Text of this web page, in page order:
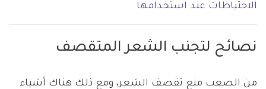
الاحتياطات عند استخدامها
نصائح لتجنب الشعر المتقصف
من الصعب منع تقصف الشعر، ومع ذلك هناك أشياء